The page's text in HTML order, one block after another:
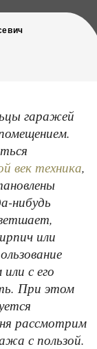
гаражей
век техника,
нибудь
или
с его
При этом
рассмотрим
с пользой.